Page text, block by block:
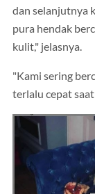
dan selanjutnya
pura hendak
kulit," jelasnya.
"Kami sering
terlalu cepat